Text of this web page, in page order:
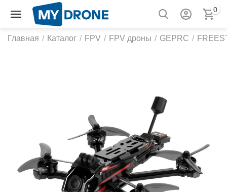
0
Главная / Каталог / FPV / FPV дроны / GEPRC /